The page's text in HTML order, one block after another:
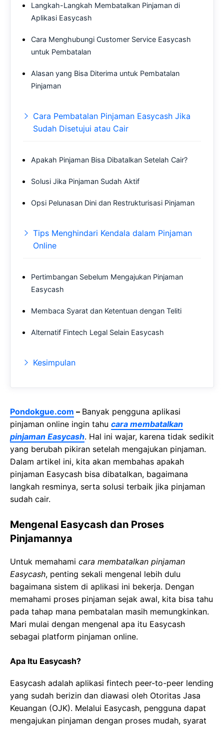
Langkah-Langkah Membatalkan Pinjaman di
Aplikasi Easycash
Cara Menghubungi Customer Service Easycash
untuk Pembatalan
Alasan yang Bisa Diterima untuk Pembatalan
Pinjaman
Cara Pembatalan Pinjaman Easycash Jika
Sudah Disetujui atau Cair
Apakah Pinjaman Bisa Dibatalkan Setelah Cair?
Solusi Jika Pinjaman Sudah Aktif
Opsi Pelunasan Dini dan Restrukturisasi Pinjaman
Tips Menghindari Kendala dalam Pinjaman
Online
Pertimbangan Sebelum Mengajukan Pinjaman
Easycash
Membaca Syarat dan Ketentuan dengan Teliti
Alternatif Fintech Legal Selain Easycash
Kesimpulan
Pondokgue.com – Banyak pengguna aplikasi
pinjaman online ingin tahu cara membatalkan
pinjaman Easycash. Hal ini wajar, karena tidak sedikit
yang berubah pikiran setelah mengajukan pinjaman.
Dalam artikel ini, kita akan membahas apakah
pinjaman Easycash bisa dibatalkan, bagaimana
langkah resminya, serta solusi terbaik jika pinjaman
sudah cair.
Mengenal Easycash dan Proses
Pinjamannya
Untuk memahami cara membatalkan pinjaman
Easycash, penting sekali mengenal lebih dulu
bagaimana sistem di aplikasi ini bekerja. Dengan
memahami proses pinjaman sejak awal, kita bisa tahu
pada tahap mana pembatalan masih memungkinkan.
Mari mulai dengan mengenal apa itu Easycash
sebagai platform pinjaman online.
Apa Itu Easycash?
Easycash adalah aplikasi fintech peer-to-peer lending
yang sudah berizin dan diawasi oleh Otoritas Jasa
Keuangan (OJK). Melalui Easycash, pengguna dapat
mengajukan pinjaman dengan proses mudah, syarat